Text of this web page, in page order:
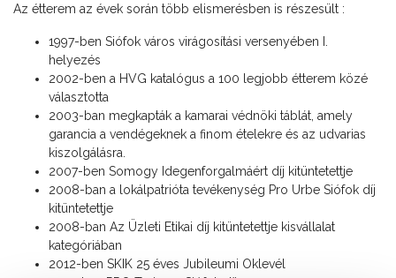
Az étterem az évek során több elismerésben is részesült :
1997-ben Siófok város virágosítási versenyében I.
helyezés
2002-ben a HVG katalógus a 100 legjobb étterem közé
választotta
2003-ban megkapták a kamarai védnöki táblát, amely
garancia a vendégeknek a finom ételekre és az udvarias
kiszolgálásra.
2007-ben Somogy Idegenforgalmáért díj kitüntetettje
2008-ban a lokálpatrióta tevékenység Pro Urbe Siófok díj
kitüntetettje
2008-ban Az Üzleti Etikai díj kitüntetettje kisvállalat
kategóriában
2012-ben SKIK 25 éves Jubileumi Oklevél